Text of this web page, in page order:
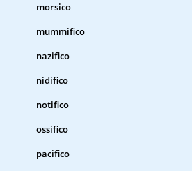
morsico
mummifico
nazifico
nidifico
notifico
ossifico
pacifico